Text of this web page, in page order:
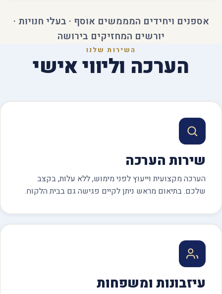
אספנים ויחידים המממשים אוסף · בעלי חנויות ·
יורשים המחזיקים בירושה
השירות שלנו
הערכה וליווי אישי
שירות הערכה
הערכה מקצועית וייעוץ לפני מימוש, ללא עלות, בקצב
שלכם. בתיאום מראש ניתן לקיים פגישה גם בבית הלקוח.
עיזבונות ומשפחות